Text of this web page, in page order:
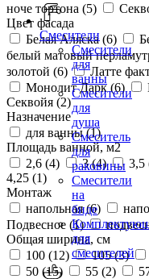
Смесители
Смесители
для
ванны
Смесители
для
душа
Смеситель
для
раковины
Смесители
на
биде
для
смесителей
ноче тортона (5)
Цвет фасада
Белая Аляска (6)
белый матовый
золотой (6) Латте
Монолит Дарк (6)
Секвойя (2)
Назначение
для ванны (1)
Площадь ванной, м2
2,6 (4) 3 (4) 3,5
4,25 (1)
Монтаж
напольная (6)
Подвесное (1)
Общая ширина, см
100 (12) 105 (3)
50 (15) 55 (2)